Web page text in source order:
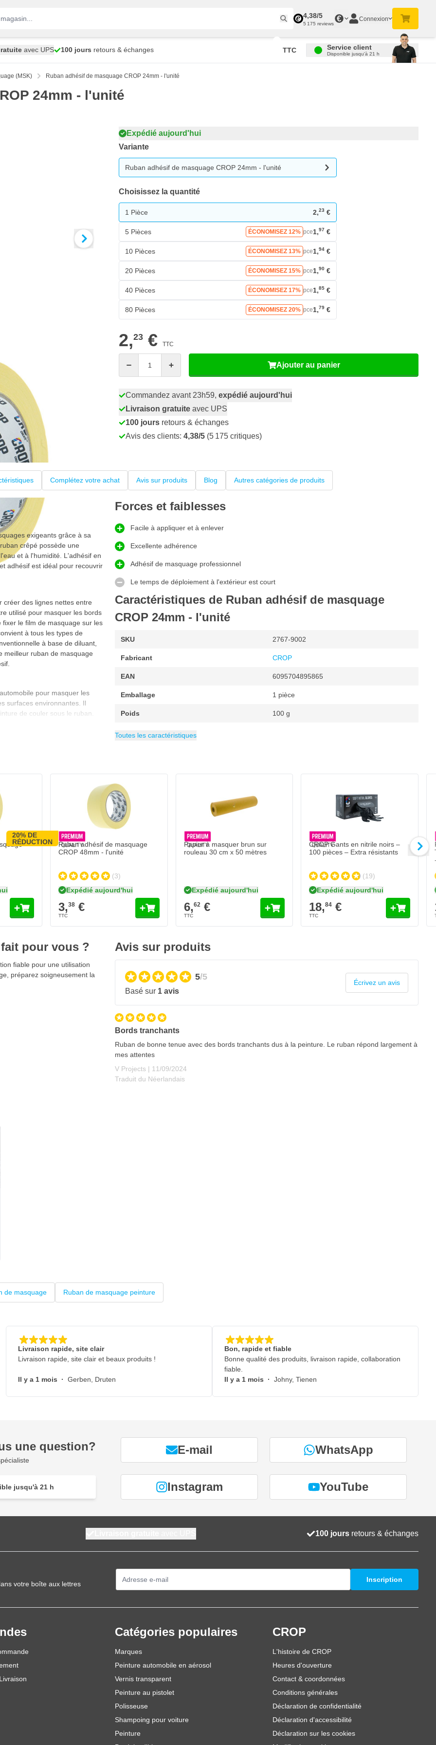
4,38/5
5 175 reviews
€ Connexion
avec UPS 100 jours retours & échanges TTC Service client
Disponible jusqu'à 21 h
(MSK) Ruban adhésif de masquage CROP 24mm - l'unité
24mm - l'unité
Expédié aujourd'hui
Variante
Ruban adhésif de masquage CROP 24mm - l'unité
Choisissez la quantité
1 Pièce 2,23 €
5 Pièces ÉCONOMISEZ 12% pce1,97 €
10 Pièces ÉCONOMISEZ 13% pce1,94 €
20 Pièces ÉCONOMISEZ 15% pce1,90 €
40 Pièces ÉCONOMISEZ 17% pce1,85 €
80 Pièces ÉCONOMISEZ 20% pce1,79 €
2,23 € TTC
Ajouter au panier
Commandez avant 23h59, expédié aujourd'hui
Livraison gratuite avec UPS
100 jours retours & échanges
Avis des clients: 4,38/5 (5 175 critiques)
Complétez votre achat Avis sur produits Blog Autres catégories de produits
exigeants grâce à sa
crêpé possède une
et à l'humidité. L'adhésif en
adhésif est idéal pour recouvrir
créer des lignes nettes entre
utilisé pour masquer les bords
le film de masquage sur les
à tous les types de
à base de diluant,
meilleur ruban de masquage
pour masquer les
surfaces environnantes. Il
de couler sous le ruban.
après son retrait. Ce ruban
:
24mm
Forces et faiblesses
Facile à appliquer et à enlever
Excellente adhérence
Adhésif de masquage professionnel
Le temps de déploiement à l'extérieur est court
Caractéristiques de Ruban adhésif de masquage
CROP 24mm - l'unité
SKU 2767-9002
Fabricant CROP
EAN 6095704895865
Emballage 1 pièce
Poids 100 g
Longeur 50 mètre
Tape Type Ruban de masquage
Nombre de microns
Épaisseur 0.12 mm
Largeur 24 mm
Catégorie Rubans adhésifs
Toutes les caractéristiques
20% DE
RÉDUCTION
Ruban adhésif de masquage
CROP 48mm - l'unité
(3)
Expédié aujourd'hui
3,38 €
Papier à masquer brun sur
rouleau 30 cm x 50 mètres
Expédié aujourd'hui
6,62€
Exécution
Ajouter au
CROP Gants en nitrile noirs –
100 pièces – Extra résistants
(19)
Expédié aujourd'hui
18,84 €
pour vous ?
fiable pour une utilisation
préparez soigneusement la
Avis sur produits
5/5
Basé sur 1 avis
Écrivez un avis
Bords tranchants
Ruban de bonne tenue avec des bords tranchants dus à la peinture. Le ruban répond largement à
mes attentes
V Projects | 11 septembre 2024
11/09/2024
Traduit du Néerlandais
de masquage Ruban de masquage peinture
Livraison rapide, site clair
Livraison rapide, site clair et beaux produits !
Il y a 1 mois · Gerben, Druten
Bon, rapide et fiable
Bonne qualité des produits, livraison rapide, collaboration
fiable.
Il y a 1 mois · Johny, Tienen
une question?
jusqu'à 21 h
E-mail WhatsApp
Instagram YouTube
100 jours retours & échanges
votre boîte aux lettres
Inscription
Catégories populaires
Marques
Peinture automobile en aérosol
Vernis transparent
Peinture au pistolet
Polisseuse
Shampoing pour voiture
Peinture
CROP
L'histoire de CROP
Heures d'ouverture
Contact & coordonnées
Conditions générales
Déclaration de confidentialité
Déclaration d'accessibilité
Déclaration sur les cookies